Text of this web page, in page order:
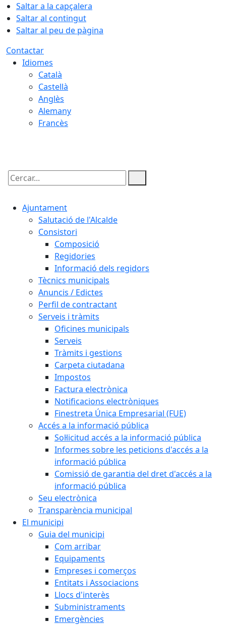
Saltar a la capçalera
Saltar al contingut
Saltar al peu de pàgina
Contactar
Idiomes
Català
Castellà
Anglès
Alemany
Francès
Cercar:
Ajuntament
Salutació de l'Alcalde
Consistori
Composició
Regidories
Informació dels regidors
Tècnics municipals
Anuncis / Edictes
Perfil de contractant
Serveis i tràmits
Oficines municipals
Serveis
Tràmits i gestions
Carpeta ciutadana
Impostos
Factura electrònica
Notificacions electròniques
Finestreta Única Empresarial (FUE)
Accés a la informació pública
Sol·licitud accés a la informació pública
Informes sobre les peticions d'accés a la
informació pública
Comissió de garantia del dret d'accés a la
informació pública
Seu electrònica
Transparència municipal
El municipi
Guia del municipi
Com arribar
Equipaments
Empreses i comerços
Entitats i Associacions
Llocs d'interès
Subministraments
Emergències